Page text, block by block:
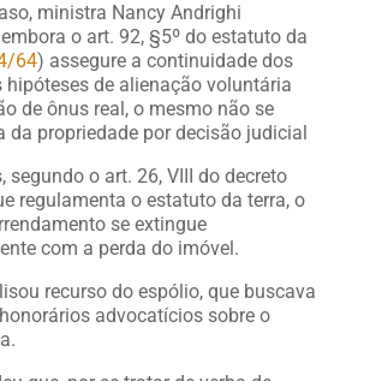
ministra Nancy Andrighi
o art. 92, §5º do estatuto da
64) assegure a continuidade dos
de alienação voluntária
de ônus real, o mesmo não se
da propriedade por decisão judicial
segundo o art. 26, VIII do decreto
regulamenta o estatuto da terra, o
se extingue
com a perda do imóvel.
recurso do espólio, que buscava
advocatícios sobre o